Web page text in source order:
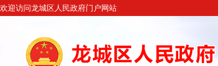
欢迎访问龙城区人民政府门户网站